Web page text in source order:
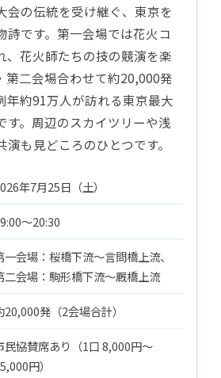
会の伝統を受け継ぐ、東京を
詩です。第一会場では花火コ
、花火師たちの技の競演を楽
第二会場合わせて約20,000発
年約91万人が訪れる東京最大
す。周辺のスカイツリーや浅
も見どころのひとつです。
年7月25日（土）
〜20:30
一会場：桜橋下流〜言問橋上流、
二会場：駒形橋下流〜厩橋上流
20,000発（2会場合計）
民協賛席あり（1口 8,000円〜
円）